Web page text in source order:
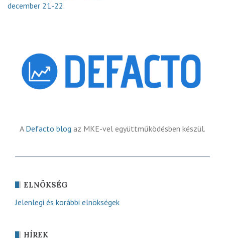
december 21-22.
A Defacto blog az MKE-vel együttműködésben készül.
ELNÖKSÉG
Jelenlegi és korábbi elnökségek
HÍREK